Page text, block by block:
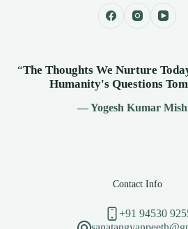
“The Thoughts We Nurture
Humanity's Questions
— Yogesh Kumar
Contact Info
+91 94530